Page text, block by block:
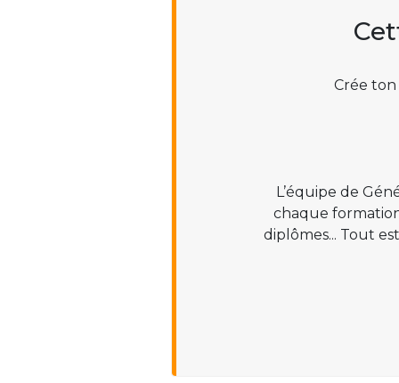
Crée
L’équipe de
chaque formation
diplômes... Tout